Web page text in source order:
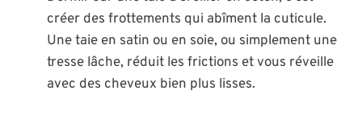
créer des frottements qui abîment la cuticule.
Une taie en satin ou en soie, ou simplement une
tresse lâche, réduit les frictions et vous réveille
avec des cheveux bien plus lisses.